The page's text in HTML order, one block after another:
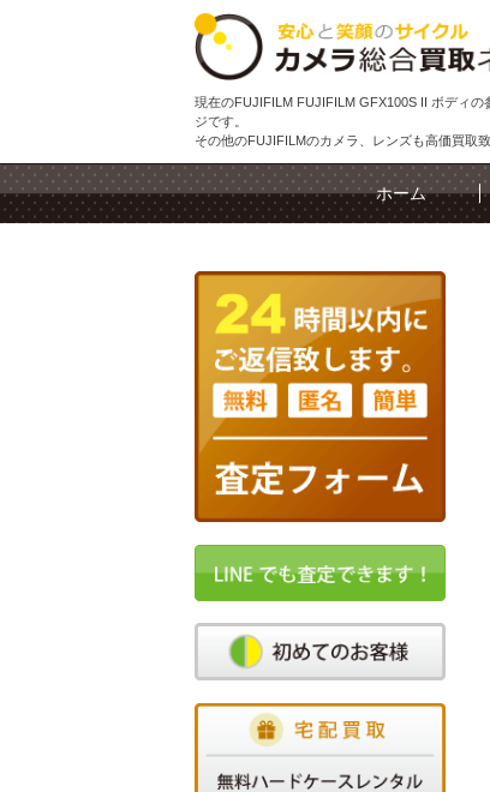
現在のFUJIFILM FUJIFILM GFX100S II ボディの
ジです。
その他のFUJIFILMのカメラ、レンズも高価買取致
ホーム